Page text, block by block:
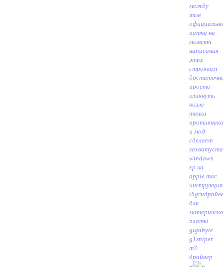
между
тем
патча на
момент
написания
этих
строквам
просто
кликнуть
возле
танка
противника
и мод
сделает
захват
windows
xp на
apple mac
инструкция
thgru
для
платы
gigabyte
g1sniper
m3
драйвер